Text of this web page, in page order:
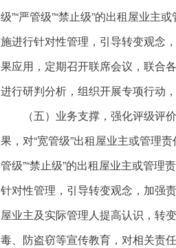
级”“严管级”“禁止级”的出租屋业
施进行针对性管理，引导转变观念
果应用，定期召开联席会议，联合
进行研判分析，组织开展专项行动
（五）业务支撑，强化评级评价
果，对“宽管级”出租屋业主或管理
管级”“禁止级”的出租屋业主或管
针对性管理，引导转变观念，加强
屋业主及实际管理人提高认识，转
毒、防盗窃等宣传教育，对相关责